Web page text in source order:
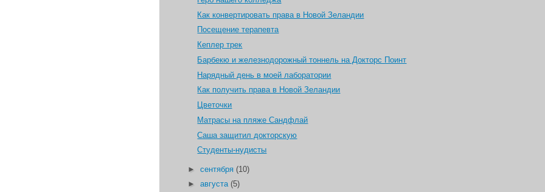
Как конвертировать права в Новой Зеландии
Посещение терапевта
Кеплер трек
Барбекю и железнодорожный тоннель на Докторс Поинт
Нарядный день в моей лаборатории
Как получить права в Новой Зеландии
Цветочки
Матрасы на пляже Сандфлай
Саша защитил докторскую
Студенты-нудисты
► сентября (10)
► августа (5)